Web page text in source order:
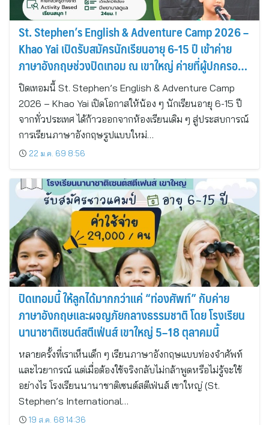
St. Stephen’s English & Adventure Camp 2026 –
Khao Yai เปิดรับสมัครนักเรียนอายุ 6-15 ปี เข้าค่าย
ภาษาอังกฤษช่วงปิดเทอม ณ เขาใหญ่ ค่ายที่ผู้ปกครอง
ไว้วางใจมากกว่า 20 ปี
ปิดเทอมนี้ St. Stephen’s English & Adventure Camp
2026 – Khao Yai เปิดโอกาสให้น้อง ๆ นักเรียนอายุ 6-15 ปี
จากทั่วประเทศ ได้ก้าวออกจากห้องเรียนเดิม ๆ สู่ประสบการณ์
การเรียนภาษาอังกฤษรูปแบบใหม่…
22 ม.ค. 69 8:56
ปิดเทอมนี้ ให้ลูกได้มากกว่าแค่ “ท่องศัพท์” กับค่าย
ภาษาอังกฤษและผจญภัยกลางธรรมชาติ โดย โรงเรียน
นานาชาติเซนต์สตีเฟ่นส์ เขาใหญ่ 5–18 ตุลาคมนี้
หลายครั้งที่เราเห็นเด็ก ๆ เรียนภาษาอังกฤษแบบท่องจำศัพท์
และไวยากรณ์ แต่เมื่อต้องใช้จริงกลับไม่กล้าพูดหรือไม่รู้จะใช้
อย่างไร โรงเรียนนานาชาติเซนต์สตีเฟ่นส์ เขาใหญ่ (St.
Stephen’s International…
19 ส.ค. 68 14:36